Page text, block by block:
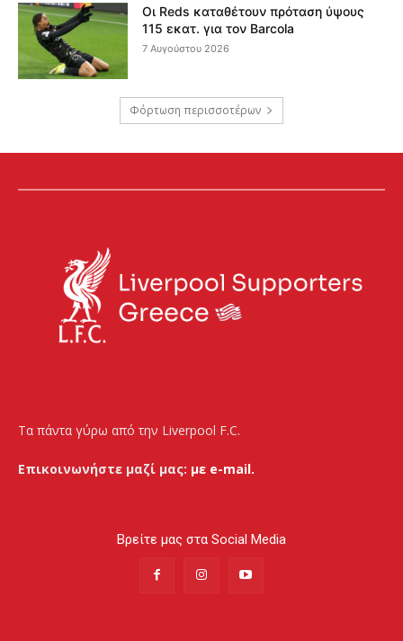
Οι Reds καταθέτουν πρόταση ύψους
115 εκατ. για τον Barcola
7 Αυγούστου 2026
Φόρτωση περισσοτέρων
Τα πάντα γύρω από την Liverpool F.C.
Επικοινωνήστε μαζί μας: με e-mail.
Βρείτε μας στα Social Media